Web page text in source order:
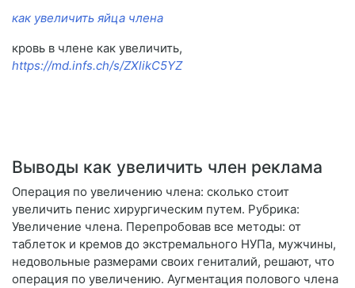
как увеличить яйца члена
кровь в члене как увеличить,
https://md.infs.ch/s/ZXlikC5YZ
Выводы как увеличить член реклама
Операция по увеличению члена: сколько стоит
увеличить пенис хирургическим путем. Рубрика:
Увеличение члена. Перепробовав все методы: от
таблеток и кремов до экстремального НУПа, мужчины,
недовольные размерами своих гениталий, решают, что
операция по увеличению. Аугментация полового члена